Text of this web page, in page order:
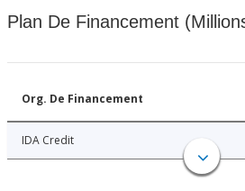
Plan De Financement
Org. De Financement
IDA Credit